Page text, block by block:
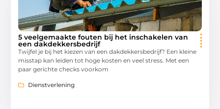
5 veelgemaakte fouten bij het inschakelen van
een dakdekkersbedrijf
Twijfel je bij het kiezen van een dakdekkersbedrijf? Een kleine
misstap kan leiden tot hoge kosten en veel stress. Met een
paar gerichte checks voorkom
Dienstverlening